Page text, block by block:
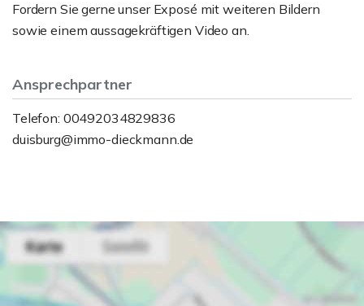
Fordern Sie gerne unser Exposé mit weiteren Bildern
sowie einem aussagekräftigen Video an.
Ansprechpartner
Telefon: 00492034829836
duisburg@immo-dieckmann.de